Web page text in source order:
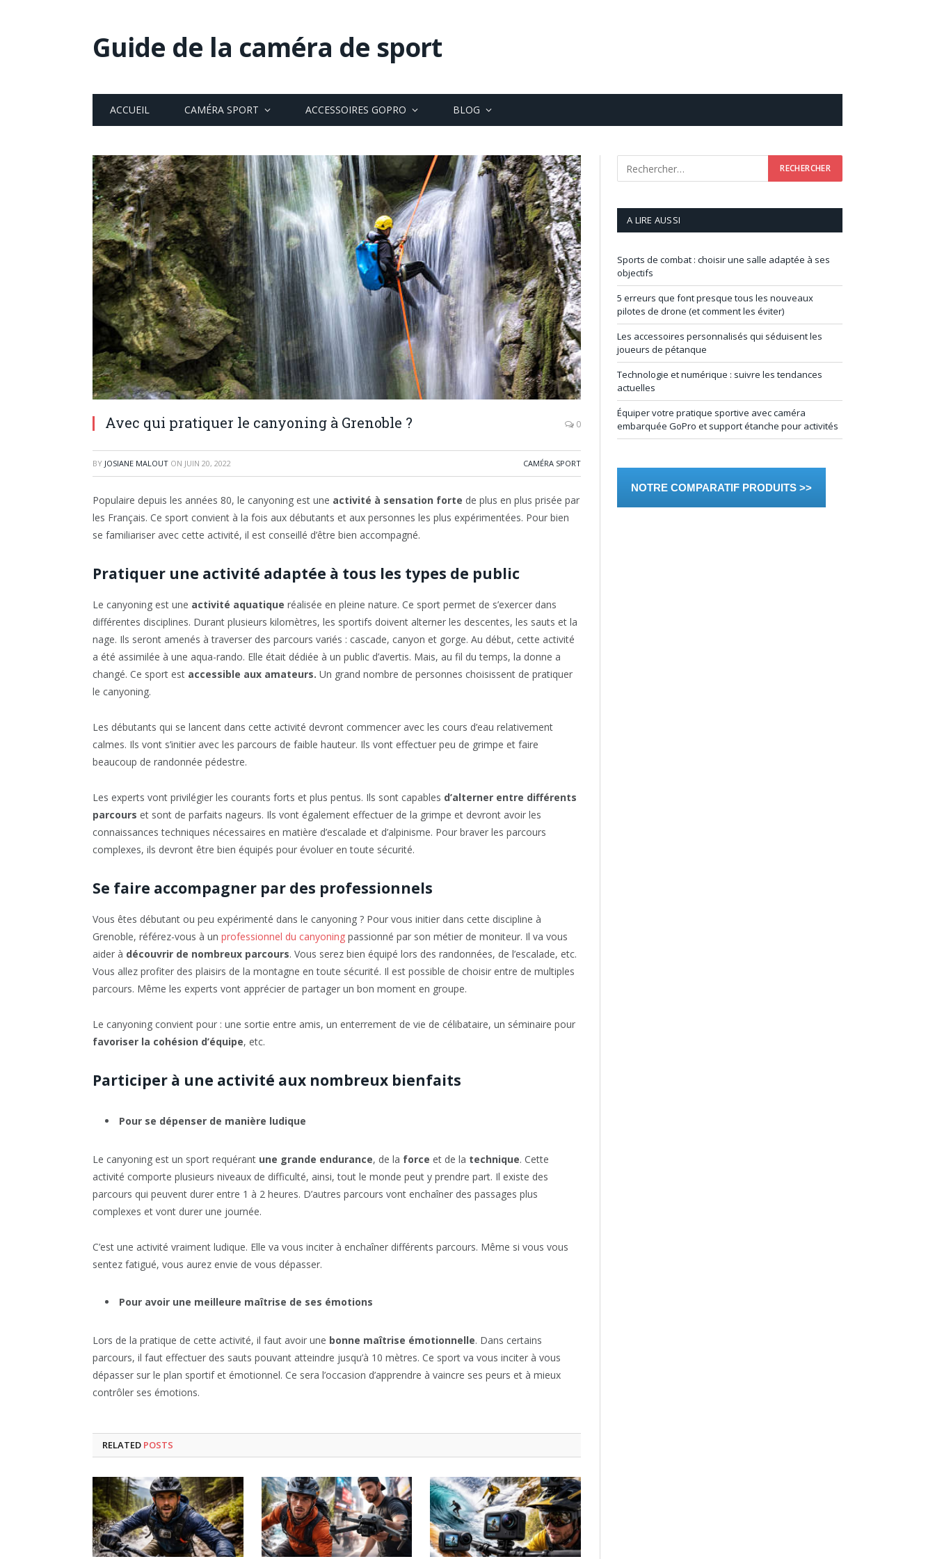
Guide de la caméra de sport
ACCUEIL CAMÉRA SPORT ACCESSOIRES GOPRO BLOG
Avec qui pratiquer le canyoning à Grenoble ? 0
BY JOSIANE MALOUT ON JUIN 20, 2022 CAMÉRA SPORT
Populaire depuis les années 80, le canyoning est une activité à sensation forte de plus en plus prisée par
les Français. Ce sport convient à la fois aux débutants et aux personnes les plus expérimentées. Pour bien
se familiariser avec cette activité, il est conseillé d’être bien accompagné.
Pratiquer une activité adaptée à tous les types de public
Le canyoning est une activité aquatique réalisée en pleine nature. Ce sport permet de s’exercer dans
différentes disciplines. Durant plusieurs kilomètres, les sportifs doivent alterner les descentes, les sauts et la
nage. Ils seront amenés à traverser des parcours variés : cascade, canyon et gorge. Au début, cette activité
a été assimilée à une aqua-rando. Elle était dédiée à un public d’avertis. Mais, au fil du temps, la donne a
changé. Ce sport est accessible aux amateurs. Un grand nombre de personnes choisissent de pratiquer
le canyoning.
Les débutants qui se lancent dans cette activité devront commencer avec les cours d’eau relativement
calmes. Ils vont s’initier avec les parcours de faible hauteur. Ils vont effectuer peu de grimpe et faire
beaucoup de randonnée pédestre.
Les experts vont privilégier les courants forts et plus pentus. Ils sont capables d’alterner entre différents
parcours et sont de parfaits nageurs. Ils vont également effectuer de la grimpe et devront avoir les
connaissances techniques nécessaires en matière d’escalade et d’alpinisme. Pour braver les parcours
complexes, ils devront être bien équipés pour évoluer en toute sécurité.
Se faire accompagner par des professionnels
Vous êtes débutant ou peu expérimenté dans le canyoning ? Pour vous initier dans cette discipline à
Grenoble, référez-vous à un professionnel du canyoning passionné par son métier de moniteur. Il va vous
aider à découvrir de nombreux parcours. Vous serez bien équipé lors des randonnées, de l’escalade, etc.
Vous allez profiter des plaisirs de la montagne en toute sécurité. Il est possible de choisir entre de multiples
parcours. Même les experts vont apprécier de partager un bon moment en groupe.
Le canyoning convient pour : une sortie entre amis, un enterrement de vie de célibataire, un séminaire pour
favoriser la cohésion d’équipe, etc.
Participer à une activité aux nombreux bienfaits
Pour se dépenser de manière ludique
Le canyoning est un sport requérant une grande endurance, de la force et de la technique. Cette
activité comporte plusieurs niveaux de difficulté, ainsi, tout le monde peut y prendre part. Il existe des
parcours qui peuvent durer entre 1 à 2 heures. D’autres parcours vont enchaîner des passages plus
complexes et vont durer une journée.
C’est une activité vraiment ludique. Elle va vous inciter à enchaîner différents parcours. Même si vous vous
sentez fatigué, vous aurez envie de vous dépasser.
Pour avoir une meilleure maîtrise de ses émotions
Lors de la pratique de cette activité, il faut avoir une bonne maîtrise émotionnelle. Dans certains
parcours, il faut effectuer des sauts pouvant atteindre jusqu’à 10 mètres. Ce sport va vous inciter à vous
dépasser sur le plan sportif et émotionnel. Ce sera l’occasion d’apprendre à vaincre ses peurs et à mieux
contrôler ses émotions.
RELATED POSTS
A LIRE AUSSI
Sports de combat : choisir une salle adaptée à ses
objectifs
5 erreurs que font presque tous les nouveaux
pilotes de drone (et comment les éviter)
Les accessoires personnalisés qui séduisent les
joueurs de pétanque
Technologie et numérique : suivre les tendances
actuelles
Équiper votre pratique sportive avec caméra
embarquée GoPro et support étanche pour activités
NOTRE COMPARATIF PRODUITS >>